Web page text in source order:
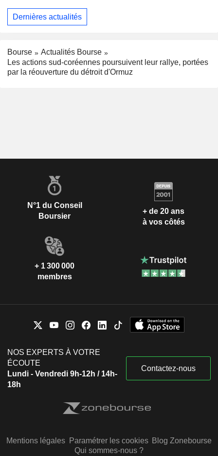
Dernières actualités
Bourse
Actualités Bourse
Les actions sud-coréennes poursuivent leur rallye, portées
par la réouverture du détroit d'Ormuz
N°1 du Conseil
Boursier
+ de 20 ans
à vos côtés
+ 1 300 000
membres
NOS EXPERTS À VOTRE
ÉCOUTE
Lundi - Vendredi 9h-12h / 14h-
18h
Contactez-nous
Mentions légales Paramétrer les cookies Blog Zonebourse
Qui sommes-nous ?